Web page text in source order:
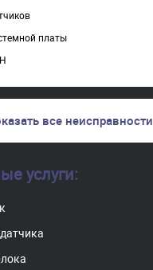
платы
все неисправности
услуги: